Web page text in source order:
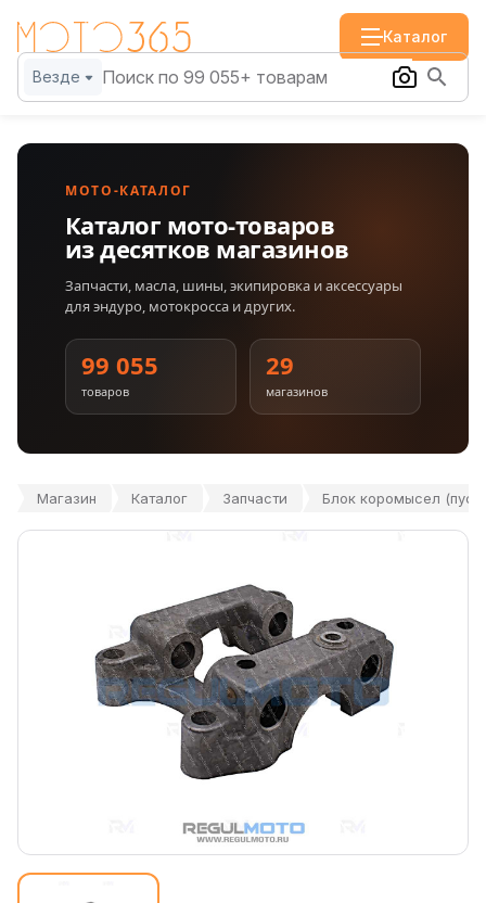
Каталог
Везде
МОТО-КАТАЛОГ
Каталог мото-товаров
из десятков магазинов
Запчасти, масла, шины, экипировка и аксессуары
для эндуро, мотокросса и других.
99 055
товаров
29
магазинов
Магазин Каталог Запчасти Блок коромысел